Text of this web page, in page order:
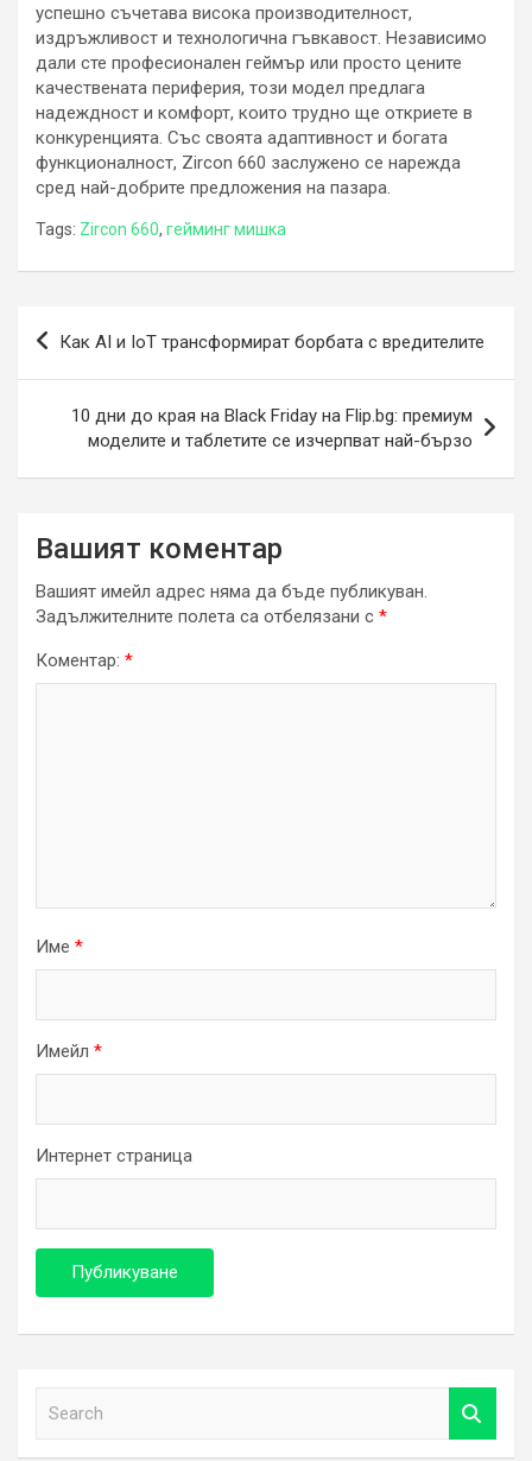
успешно съчетава висока производителност,
издръжливост и технологична гъвкавост. Независимо
дали сте професионален геймър или просто цените
качествената периферия, този модел предлага
надеждност и комфорт, които трудно ще откриете в
конкуренцията. Със своята адаптивност и богата
функционалност, Zircon 660 заслужено се нарежда
сред най-добрите предложения на пазара.
Tags: Zircon 660, гейминг мишка
Навигация
Как AI и IoT трансформират борбата с вредителите
10 дни до края на Black Friday на Flip.bg: премиум
моделите и таблетите се изчерпват най-бързо
Вашият коментар
Вашият имейл адрес няма да бъде публикуван.
Задължителните полета са отбелязани с *
Коментар: *
Име *
Имейл *
Интернет страница